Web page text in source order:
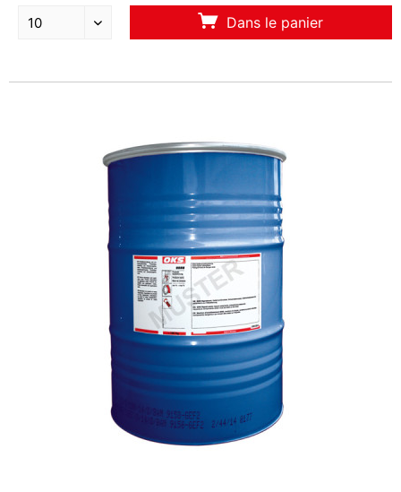
Dans le panier